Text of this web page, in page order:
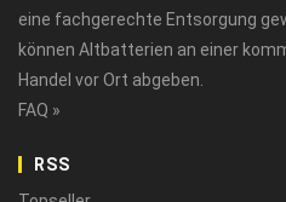
eine fachgerechte Entsorgung
können Altbatterien an einer
Handel vor Ort abgeben.
FAQ »
RSS